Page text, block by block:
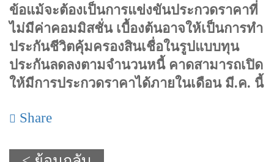
ข้อแม้จะต้องเป็นการแข่งขันประกวดราคาที่
ไม่มีค่าคอมมิสชั่น เบื้องต้นอาจให้เป็นการทำ
ประกันชีวิตคุ้มครองสินเชื่อในรูปแบบทุน
ประกันลดลงตามจำนวนหนี้ คาดสามารถเปิด
ให้มีการประกวดราคาได้ภายในเดือน มี.ค. นี้
Share